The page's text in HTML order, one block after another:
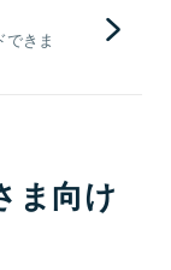
きま
ま向け